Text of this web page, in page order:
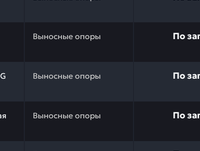
Выносные опоры
Палец LIUGONG 34C2253 — это
По
Выносные опоры
Монтажная пластина LIUGONG 02D4584
По
Выносные опоры
Рама выносной опоры, сварная
По
Задняя выносная опора, узел HYUNDAI